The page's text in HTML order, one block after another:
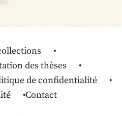
des thèses
de confidentialité
Contact